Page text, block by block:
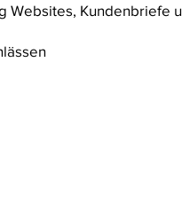
Websites, Kundenbriefe